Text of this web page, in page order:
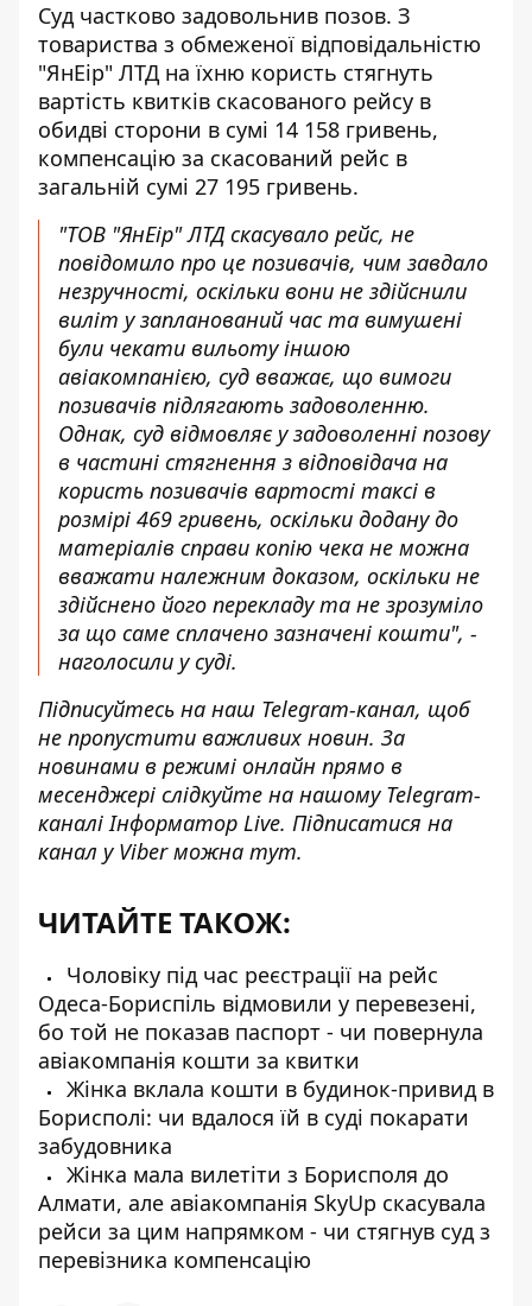
Суд частково задовольнив позов. З
товариства з обмеженої відповідальністю
"ЯнЕір" ЛТД на їхню користь стягнуть
вартість квитків скасованого рейсу в
обидві сторони в сумі 14 158 гривень,
компенсацію за скасований рейс в
загальній сумі 27 195 гривень.
"ТОВ "ЯнЕір" ЛТД скасувало рейс, не
повідомило про це позивачів, чим завдало
незручності, оскільки вони не здійснили
виліт у запланований час та вимушені
були чекати вильоту іншою
авіакомпанією, суд вважає, що вимоги
позивачів підлягають задоволенню.
Однак, суд відмовляє у задоволенні позову
в частині стягнення з відповідача на
користь позивачів вартості таксі в
розмірі 469 гривень, оскільки додану до
матеріалів справи копію чека не можна
вважати належним доказом, оскільки не
здійснено його перекладу та не зрозуміло
за що саме сплачено зазначені кошти", -
наголосили у суді.
Підписуйтесь на наш Telegram-канал, щоб
не пропустити важливих новин. За
новинами в режимі онлайн прямо в
месенджері слідкуйте на нашому Telegram-
каналіІнформатор Live. Підписатися на
канал у Viber можна тут.
ЧИТАЙТЕ ТАКОЖ:
Чоловіку під час реєстрації на рейс
Одеса-Бориспіль відмовили у перевезені,
бо той не показав паспорт - чи повернула
авіакомпанія кошти за квитки
Жінка вклала кошти в будинок-привид в
Борисполі: чи вдалося їй в суді покарати
забудовника
Жінка мала вилетіти з Борисполя до
Алмати, але авіакомпанія SkyUp скасувала
рейси за цим напрямком - чи стягнув суд з
перевізника компенсацію